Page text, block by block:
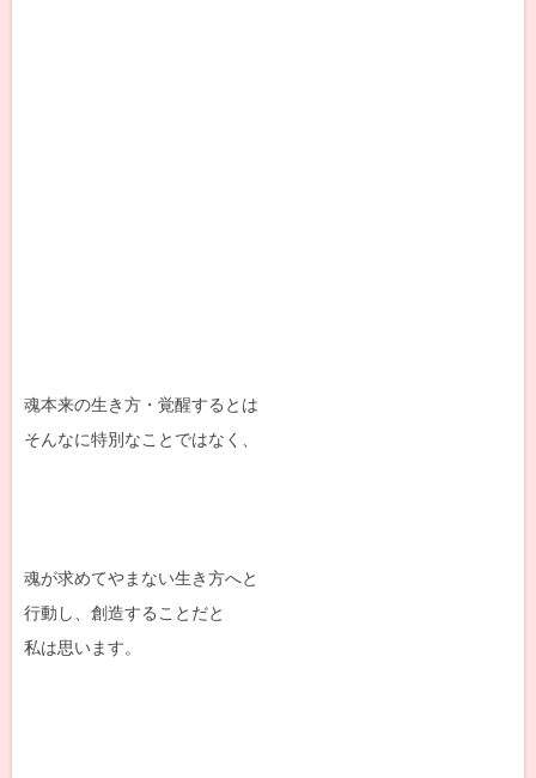
魂本来の生き方・覚醒するとは
そんなに特別なことではなく、
魂が求めてやまない生き方へと
行動し、創造することだと
私は思います。